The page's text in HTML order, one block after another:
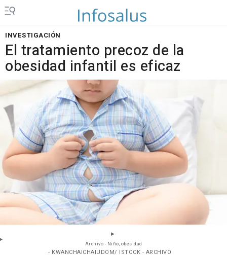
INVESTIGACIÓN
El tratamiento precoz de la
obesidad infantil es eficaz
Archivo - Niño, obesidad
- KWANCHAICHAIUDOM/ ISTOCK - ARCHIVO